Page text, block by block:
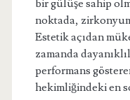
bir gülüşe sahip
noktada,
Estetik açıdan
zamanda
performans
hekimliğindeki en